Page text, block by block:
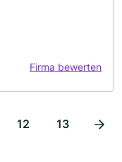
Firma bewerten
12 13